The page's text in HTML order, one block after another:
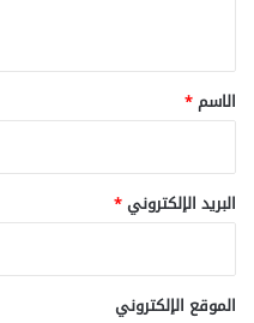
*
الاسم*
البريد الإلكتروني*
الموقع الإلكتروني